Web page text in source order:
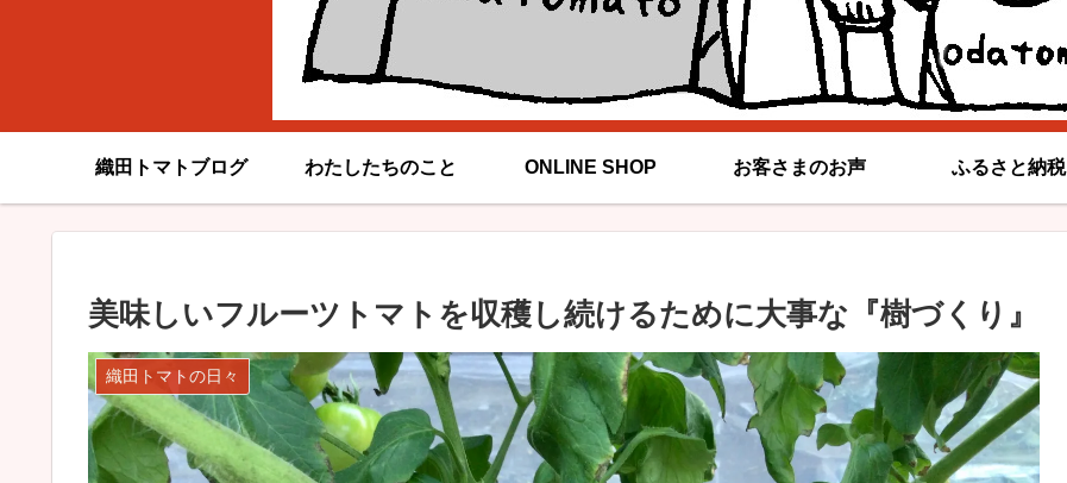
織田トマトブログ わたしたちのこと ONLINE SHOP お客さまのお声 ふるさと納税
美味しいフルーツトマトを収穫し続けるために大事な『樹づくり』
織田トマトの日々